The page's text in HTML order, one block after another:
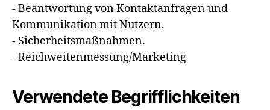
- Beantwortung von Kontaktanfragen und
Kommunikation mit Nutzern.
- Sicherheitsmaßnahmen.
- Reichweitenmessung/Marketing
Verwendete Begrifflichkeiten